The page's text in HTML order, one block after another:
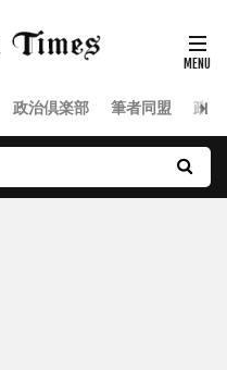
政治倶楽部 筆者同盟 政